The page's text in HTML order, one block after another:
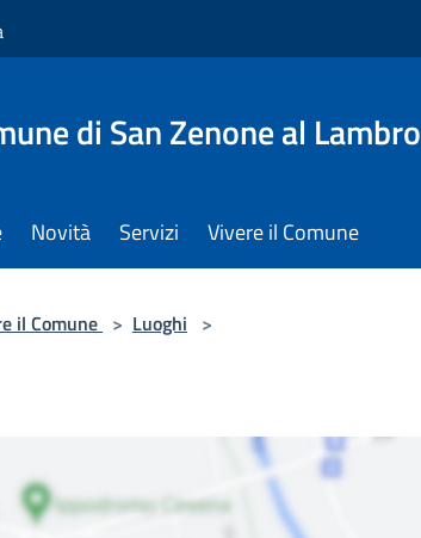
di San Zenone al Lambro
Novità Servizi Vivere il Comune
il Comune > Luoghi >